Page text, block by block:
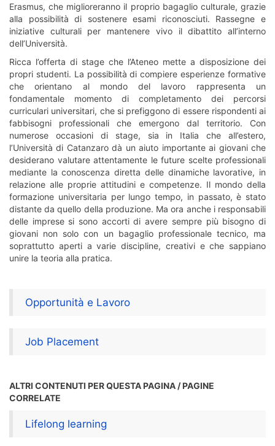
Erasmus, che miglioreranno il proprio bagaglio culturale, grazie
alla possibilità di sostenere esami riconosciuti. Rassegne e
iniziative culturali per mantenere vivo il dibattito all’interno
dell’Università.
Ricca l’offerta di stage che l’Ateneo mette a disposizione dei
propri studenti. La possibilità di compiere esperienze formative
che orientano al mondo del lavoro rappresenta un
fondamentale momento di completamento dei percorsi
curriculari universitari, che si prefiggono di essere rispondenti ai
fabbisogni professionali che emergono dal territorio. Con
numerose occasioni di stage, sia in Italia che all’estero,
l’Università di Catanzaro dà un aiuto importante ai giovani che
desiderano valutare attentamente le future scelte professionali
mediante la conoscenza diretta delle dinamiche lavorative, in
relazione alle proprie attitudini e competenze. Il mondo della
formazione universitaria per lungo tempo, in passato, è stato
distante da quello della produzione. Ma ora anche i responsabili
delle imprese si sono accorti di avere sempre più bisogno di
giovani non solo con un bagaglio professionale tecnico, ma
soprattutto aperti a varie discipline, creativi e che sappiano
unire la teoria alla pratica.
Opportunità e Lavoro
Job Placement
ALTRI CONTENUTI PER QUESTA PAGINA / PAGINE
CORRELATE
Lifelong learning